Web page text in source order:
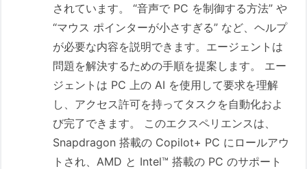
されています。 “音声で PC を制御する方法” や
“マウス ポインターが小さすぎる” など、ヘルプ
が必要な内容を説明できます。エージェントは
問題を解決するための手順を提案します。 エー
ジェントは PC 上の AI を使用して要求を理解
し、アクセス許可を持ってタスクを自動化およ
び完了できます。 このエクスペリエンスは、
Snapdragon 搭載の Copilot+ PC にロールアウ
トされ、AMD と Intel™ 搭載の PC のサポート